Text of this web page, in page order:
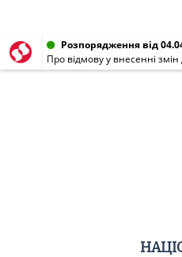
Розпорядження від
Про відмову у внесенні